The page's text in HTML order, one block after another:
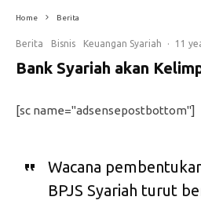
Home Berita
Berita Bisnis Keuangan Syariah · 11
Bank Syariah akan
[sc name="adsensepostbottom"]
Wacana
BPJS Syariah turut